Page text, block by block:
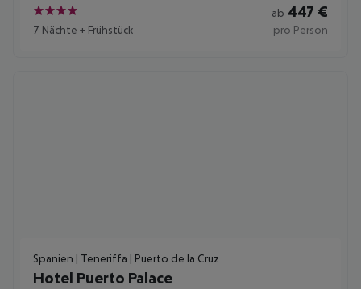
4
7 Nächte + Frühstück
ab 447 €
pro Person
Spanien | Teneriffa | Puerto de la Cruz
Hotel Puerto Palace